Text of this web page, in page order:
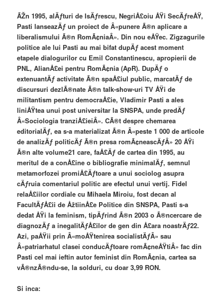
ÃŽn 1995, alÄƒturi de IsÄƒrescu, NegriÅ£oiu ÅŸi SecÄƒreÅŸ,
Pasti lanseazÄƒ un proiect de Â«punere Ã®n aplicare a
liberalismului Ã®n RomÃ¢niaÂ». Din nou eÅŸec. Zigzagurile
politice ale lui Pasti au mai bifat dupÄƒ acest moment
etapele dialogurilor cu Emil Constantinescu, apropierii de
PNL, AlianÅ£ei pentru RomÃ¢nia (ApR). DupÄƒ o
extenuantÄƒ activitate Ã®n spaÅ£iul public, marcatÄƒ de
discursuri dezlÃ®nate Ã®n talk-show-uri TV ÅŸi de
militantism pentru democraÅ£ie, Vladimir Pasti a ales
liniÅŸtea unui post universitar la SNSPA, unde predÄƒ
Â«Sociologia tranziÅ£ieiÂ». CÃ®t despre chemarea
editorialÄƒ, ea s-a materializat Ã®n Â«peste 1 000 de articole
de analizÄƒ politicÄƒ Ã®n presa romÃ¢neascÄƒÂ» 20 ÅŸi
Ã®n alte volume21 care, faÅ£Äƒ de cartea din 1995, au
meritul de a conÅ£ine o bibliografie minimalÄƒ, semnul
metamorfozei promiÅ£Äƒtoare a unui sociolog asupra
cÄƒruia comentariul politic are efectul unui vertij. Fidel
relaÅ£iilor cordiale cu Mihaela Miroiu, fost decan al
FacultÄƒÅ£ii de ÅžtiinÅ£e Politice din SNSPA, Pasti s-a
dedat ÅŸi la feminism, tipÄƒrind Ã®n 2003 o Ã®ncercare de
diagnozÄƒ a inegalitÄƒÅ£ilor de gen din Å£ara noastrÄƒ22.
Azi, paÅŸii prin Â«moÅŸtenirea socialistÄƒÂ» sau
Â«patriarhatul clasei conducÄƒtoare romÃ¢neÅŸtiÂ» fac din
Pasti cel mai ieftin autor feminist din RomÃ¢nia, cartea sa
vÃ®nzÃ®ndu-se, la solduri, cu doar 3,99 RON.
Si inca: